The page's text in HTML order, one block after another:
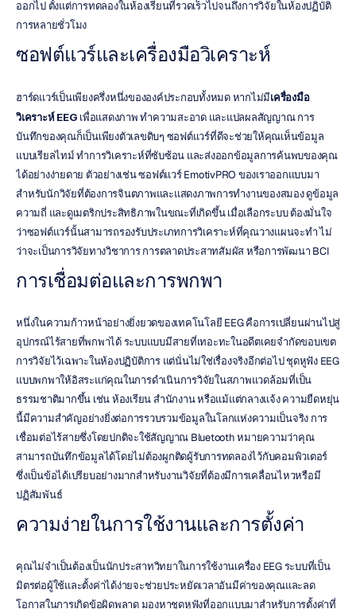
ออกไป ตั้งแต่การทดลองในห้องเรียนที่รวดเร็วไปจนถึงการวิจัยในห้องปฏิบัติ
การหลายชั่วโมง
ซอฟต์แวร์และเครื่องมือวิเคราะห์
ฮาร์ดแวร์เป็นเพียงครึ่งหนึ่งขององค์ประกอบทั้งหมด หากไม่มีเครื่องมือ
วิเคราะห์ EEG เพื่อแสดงภาพ ทำความสะอาด และแปลผลสัญญาณ การ
บันทึกของคุณก็เป็นเพียงตัวเลขดิบๆ ซอฟต์แวร์ที่ดีจะช่วยให้คุณเห็นข้อมูล
แบบเรียลไทม์ ทำการวิเคราะห์ที่ซับซ้อน และส่งออกข้อมูลการค้นพบของคุณ
ได้อย่างง่ายดาย ตัวอย่างเช่น ซอฟต์แวร์ EmotivPRO ของเราออกแบบมา
สำหรับนักวิจัยที่ต้องการจินตภาพและแสดงภาพการทำงานของสมอง ดูข้อมูล
ความถี่ และดูเมตริกประสิทธิภาพในขณะที่เกิดขึ้น เมื่อเลือกระบบ ต้องมั่นใจ
ว่าซอฟต์แวร์นั้นสามารถรองรับประเภทการวิเคราะห์ที่คุณวางแผนจะทำ ไม่
ว่าจะเป็นการวิจัยทางวิชาการ การตลาดประสาทสัมผัส หรือการพัฒนา BCI
การเชื่อมต่อและการพกพา
หนึ่งในความก้าวหน้าอย่างยิ่งยวดของเทคโนโลยี EEG คือการเปลี่ยนผ่านไปสู่
อุปกรณ์ไร้สายที่พกพาได้ ระบบแบบมีสายที่เทอะทะในอดีตเคยจำกัดขอบเขต
การวิจัยไว้เฉพาะในห้องปฏิบัติการ แต่นั่นไม่ใช่เรื่องจริงอีกต่อไป ชุดหูฟัง EEG
แบบพกพาให้อิสระแก่คุณในการดำเนินการวิจัยในสภาพแวดล้อมที่เป็น
ธรรมชาติมากขึ้น เช่น ห้องเรียน สำนักงาน หรือแม้แต่กลางแจ้ง ความยืดหยุ่น
นี้มีความสำคัญอย่างยิ่งต่อการรวบรวมข้อมูลในโลกแห่งความเป็นจริง การ
เชื่อมต่อไร้สายซึ่งโดยปกติจะใช้สัญญาณ Bluetooth หมายความว่าคุณ
สามารถบันทึกข้อมูลได้โดยไม่ต้องผูกติดผู้รับการทดลองไว้กับคอมพิวเตอร์
ซึ่งเป็นข้อได้เปรียบอย่างมากสำหรับงานวิจัยที่ต้องมีการเคลื่อนไหวหรือมี
ปฏิสัมพันธ์
ความง่ายในการใช้งานและการตั้งค่า
คุณไม่จำเป็นต้องเป็นนักประสาทวิทยาในการใช้งานเครื่อง EEG ระบบที่เป็น
มิตรต่อผู้ใช้และตั้งค่าได้ง่ายจะช่วยประหยัดเวลาอันมีค่าของคุณและลด
โอกาสในการเกิดข้อผิดพลาด มองหาชุดหูฟังที่ออกแบบมาสำหรับการตั้งค่าที่